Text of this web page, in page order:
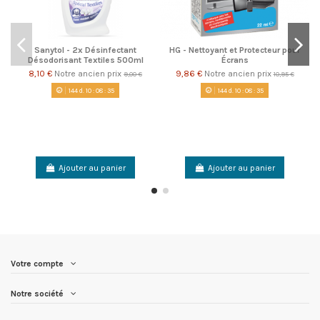
Sanytol - 2x Désinfectant
Désodorisant Textiles 500ml
8,10 € Notre ancien prix 9,00 €
144d. 10:08:35
Ajouter au panier
HG - Nettoyant et Protecteur pour
Écrans
9,86 € Notre ancien prix10,95 €
144d. 10:08:35
Ajouter au panier
Votre compte
Notre société